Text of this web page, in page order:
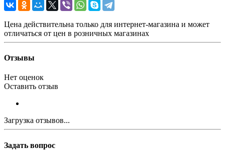
Цена действительна только для интернет-магазина и может
отличаться от цен в розничных магазинах
Отзывы
Нет оценок
Оставить отзыв
Загрузка отзывов...
Задать вопрос